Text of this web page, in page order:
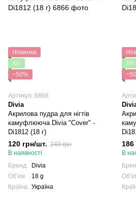
Новинка
Хіт
−50%
Артикул: 6866
Divia
Акрилова пудра для нігтів
камуфлююча Divia "Cover" -
Di1812 (18 г)
120 грн/шт. 240 грн
В наявності
Бренд
Divia
Обʼєм
18 g
Країна
Україна
Хіт
186
В